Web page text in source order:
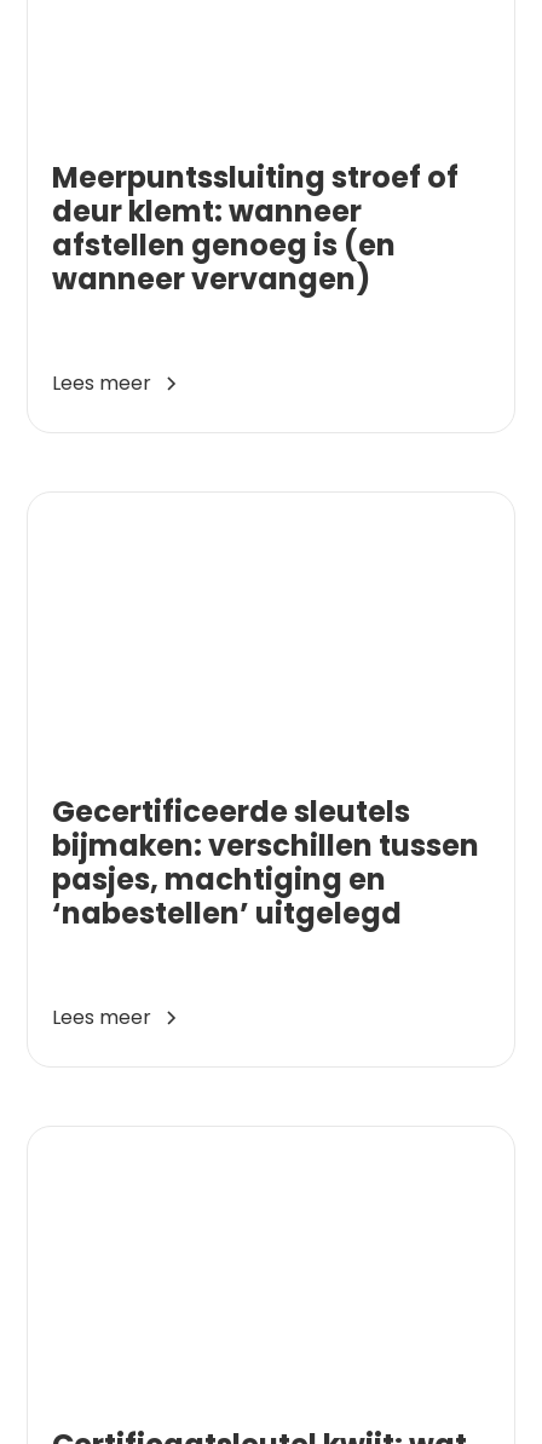
Meerpuntssluiting stroef of
deur klemt: wanneer
afstellen genoeg is (en
wanneer vervangen)
Lees meer
Gecertificeerde sleutels
bijmaken: verschillen tussen
pasjes, machtiging en
‘nabestellen’ uitgelegd
Lees meer